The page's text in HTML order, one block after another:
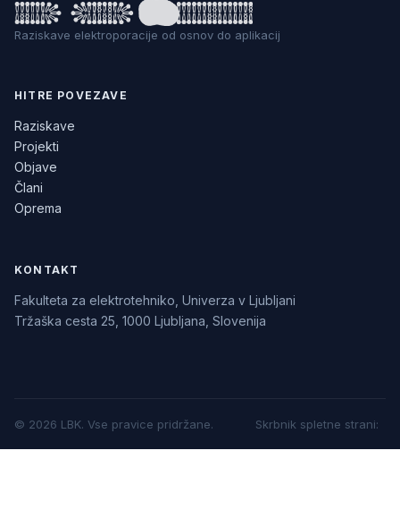
Raziskave elektroporacije od osnov do aplikacij
HITRE POVEZAVE
Raziskave
Projekti
Objave
Člani
Oprema
KONTAKT
Fakulteta za elektrotehniko, Univerza v Ljubljani
Tržaška cesta 25, 1000 Ljubljana, Slovenija
© 2026 LBK. Vse pravice pridržane. Skrbnik spletne strani: